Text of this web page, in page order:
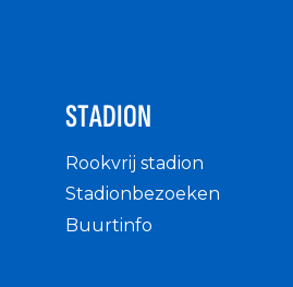
STADION
Rookvrij stadion
Stadionbezoeken
Buurtinfo